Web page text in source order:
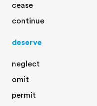
cease
continue
deserve
neglect
omit
permit